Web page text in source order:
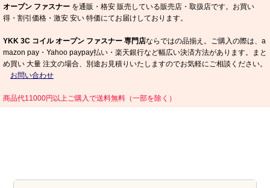
オープン ファスナー を通販・格安 販売している販売店・取扱店です。お買い
得・割引価格・激安 安い 特価にてお届けしております。
YKK 3C コイル オープン ファスナー 専門店ならではの品揃え。ご購入の際は、a
mazon pay・Yahoo paypay払い・楽天銀行など幅広い決済方法があります。まと
め買い 大量 注文の場合、別途お見積りいたしますのでお気軽にご相談ください。
お問い合わせ
商品代11000円以上ご購入で送料無料（一部を除く）